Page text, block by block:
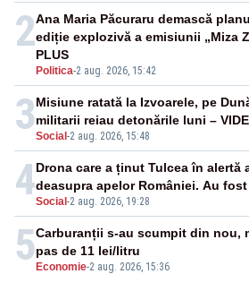
2
Politica-2 aug. 2026, 15:42
Ana Maria Păcuraru demască
ediție explozivă a emisiunii „Miza
PLUS
3Social -2 aug. 2026, 15:48
Misiune ratată la Izvoarele, pe
militarii reiau detonările luni –
4Social -2 aug. 2026, 19:28
Drona care a ținut Tulcea în alertă
deasupra apelor României. Au
5 Economie-2 aug. 2026, 15:36
Carburanții s-au scumpit din nou,
pas de 11 lei/litru